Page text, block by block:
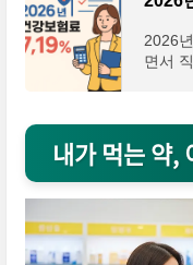
2026
면서
자의
내가 먹는 약,